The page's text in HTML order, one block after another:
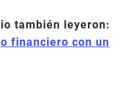
también leyeron:
financiero con un